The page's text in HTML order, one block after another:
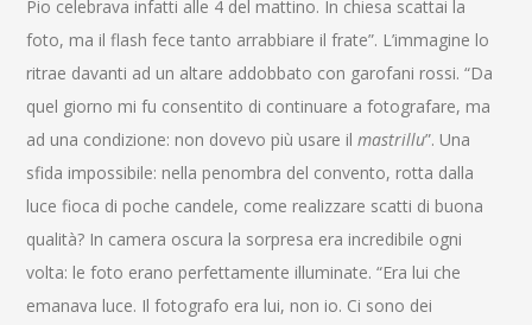
Pio celebrava infatti alle 4 del mattino. In chiesa scattai la
foto, ma il flash fece tanto arrabbiare il frate”. L’immagine lo
ritrae davanti ad un altare addobbato con garofani rossi. “Da
quel giorno mi fu consentito di continuare a fotografare, ma
ad una condizione: non dovevo più usare ilmastrillu”. Una
sfida impossibile: nella penombra del convento, rotta dalla
luce fioca di poche candele, come realizzare scatti di buona
qualità? In camera oscura la sorpresa era incredibile ogni
volta: le foto erano perfettamente illuminate. “Era lui che
emanava luce. Il fotografo era lui, non io. Ci sono dei